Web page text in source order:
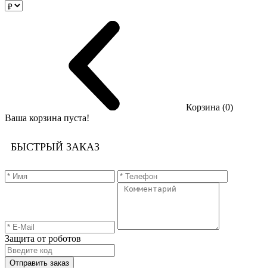
Корзина (0)
Ваша корзина пуста!
БЫСТРЫЙ ЗАКАЗ
Защита от роботов
Отправить заказ